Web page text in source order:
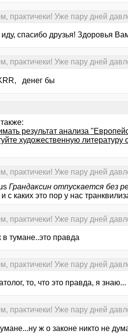
практичеки! Уже пару дней
спасибо друзья! Здоровья
практичеки! Уже пару дней
денег бы
результат анализа
художественную литературу
практичеки! Уже пару дней
Грандаксин отпускается без
с каких это пор у нас
практичеки! Уже пару дней
в тумане..это правда
практичеки! Уже пару дней
то, что это правда, я
практичеки! Уже пару дней
ж о законе никто не